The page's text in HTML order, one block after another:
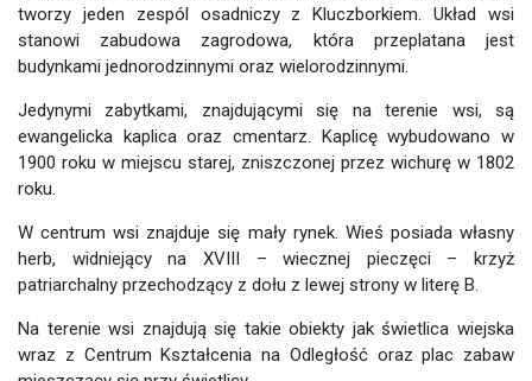
tworzy jeden zespól osadniczy z Kluczborkiem. Układ wsi
stanowi zabudowa zagrodowa, która przeplatana jest
budynkami jednorodzinnymi oraz wielorodzinnymi.
Jedynymi zabytkami, znajdującymi się na terenie wsi, są
ewangelicka kaplica oraz cmentarz. Kaplicę wybudowano w
1900 roku w miejscu starej, zniszczonej przez wichurę w 1802
roku.
W centrum wsi znajduje się mały rynek. Wieś posiada własny
herb, widniejący na XVIII – wiecznej pieczęci – krzyż
patriarchalny przechodzący z dołu z lewej strony w literę B.
Na terenie wsi znajdują się takie obiekty jak świetlica wiejska
wraz z Centrum Kształcenia na Odległość oraz plac zabaw